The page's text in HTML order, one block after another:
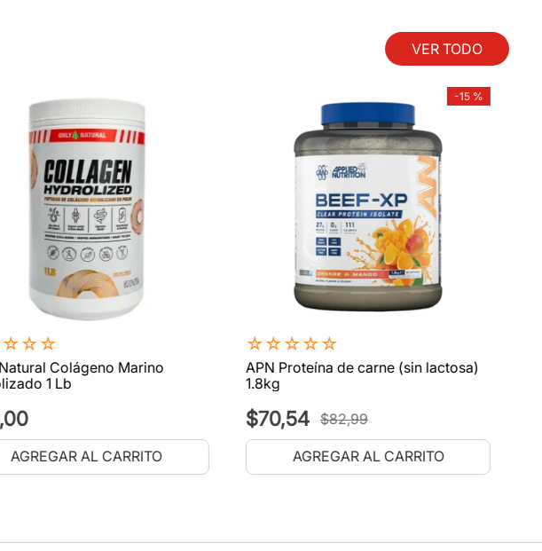
VER TODO
☆☆☆
Colágeno Marino
1 Lb
00
AGREGAR AL CARRITO
-15 %
☆☆☆☆☆
APN Proteína de carne (sin lactosa)
1.8kg
$70,54 $82,99
AGREGAR AL CARRITO